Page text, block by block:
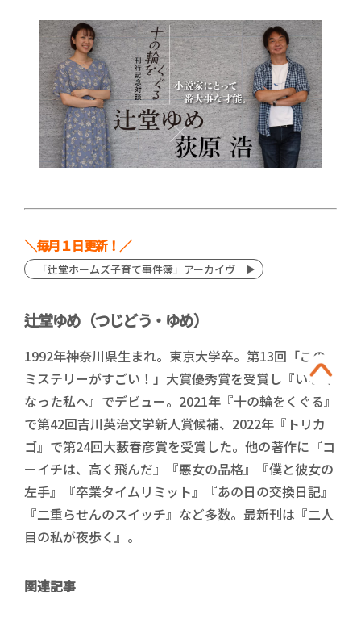
＼毎月１日更新！／
「辻堂ホームズ子育て事件簿」アーカイヴ
辻堂ゆめ（つじどう・ゆめ）
1992年神奈川県生まれ。東京大学卒。第13回「この
ミステリーがすごい！」大賞優秀賞を受賞し『いなく
なった私へ』でデビュー。2021年『十の輪をくぐる』
で第42回吉川英治文学新人賞候補、2022年『トリカ
ゴ』で第24回大藪春彦賞を受賞した。他の著作に『コ
ーイチは、高く飛んだ』『悪女の品格』『僕と彼女の
左手』『卒業タイムリミット』『あの日の交換日記』
『二重らせんのスイッチ』など多数。最新刊は『二人
目の私が夜歩く』。
関連記事